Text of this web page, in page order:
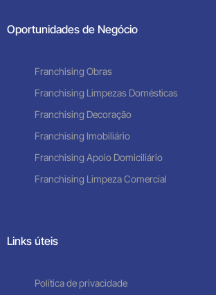
Oportunidades de Negócio
Franchising Obras
Franchising Limpezas Domésticas
Franchising Decoração
Franchising Imobiliário
Franchising Apoio Domiciliário
Franchising Limpeza Comercial
Links úteis
Política de privacidade